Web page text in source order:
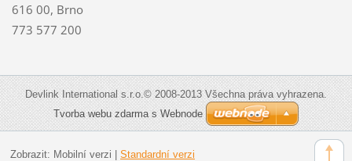
616 00, Brno
773 577 200
Devlink International s.r.o.© 2008-2013 Všechna práva vyhrazena.
Tvorba webu zdarma s Webnode
Zobrazit: Mobilní verzi Standardní verzi